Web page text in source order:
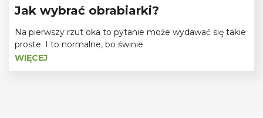
Jak wybrać obrabiarki?
Na pierwszy rzut oka to pytanie może wydawać się takie
proste. I to normalne, bo świnie
WIĘCEJ